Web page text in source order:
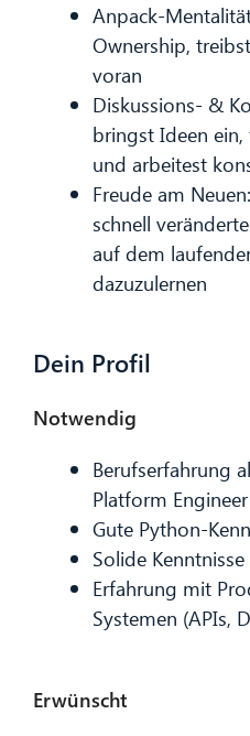
Anpack-
Ownership,
voran
Diskussions- &
bringst Ideen
und arbeitest
Freude am
schnell
auf dem
dazuzulernen
Dein Profil
Notwendig
Berufserfahrung
Platform Engineer
Gute Python-
Solide
Erfahrung mit
Systemen (APIs,
Erwünscht